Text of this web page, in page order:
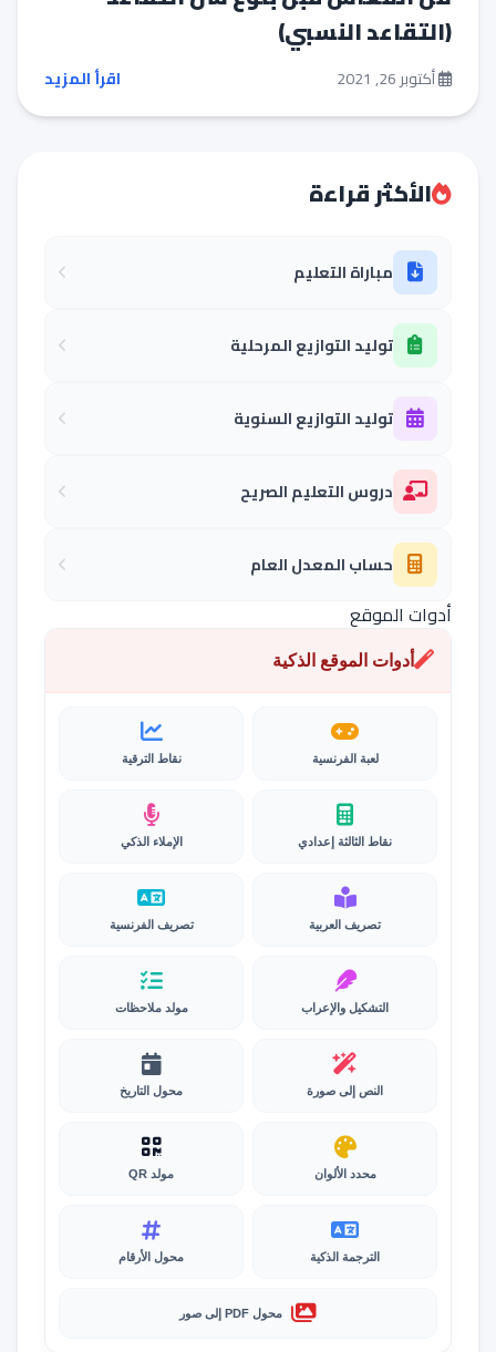
(التقاعد النسبي)
أكتوبر 26, 2021 اقرأ المزيد
الأكثر قراءة
مباراة التعليم
توليد التوازيع المرحلية
توليد التوازيع السنوية
دروس التعليم الصريح
حساب المعدل العام
أدوات الموقع
أدوات الموقع الذكية
لعبة الفرنسية نقاط الترقية
نقاط الثالثة إعدادي الإملاء الذكي
تصريف العربية تصريف الفرنسية
التشكيل والإعراب مولد ملاحظات
النص إلى صورة محول التاريخ
محدد الألوان مولد QR
الترجمة الذكية محول الأرقام
محول PDF إلى صور